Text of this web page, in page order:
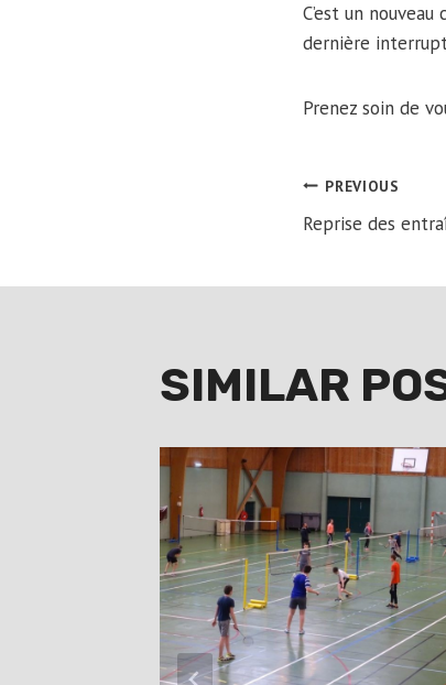
C’est un
dernière
Prenez soin de
POST
PREVIOUS
Reprise des
SIMILAR